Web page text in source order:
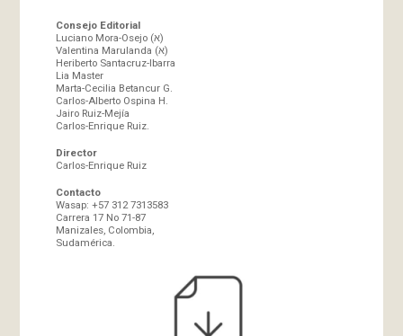
Consejo Editorial
Luciano Mora-Osejo (א)
Valentina Marulanda (א)
Heriberto Santacruz-Ibarra
Lia Master
Marta-Cecilia Betancur G.
Carlos-Alberto Ospina H.
Jairo Ruiz-Mejía
Carlos-Enrique Ruiz.
Director
Carlos-Enrique Ruiz
Contacto
Wasap: +57 312 7313583
Carrera 17 No 71-87
Manizales, Colombia,
Sudamérica.